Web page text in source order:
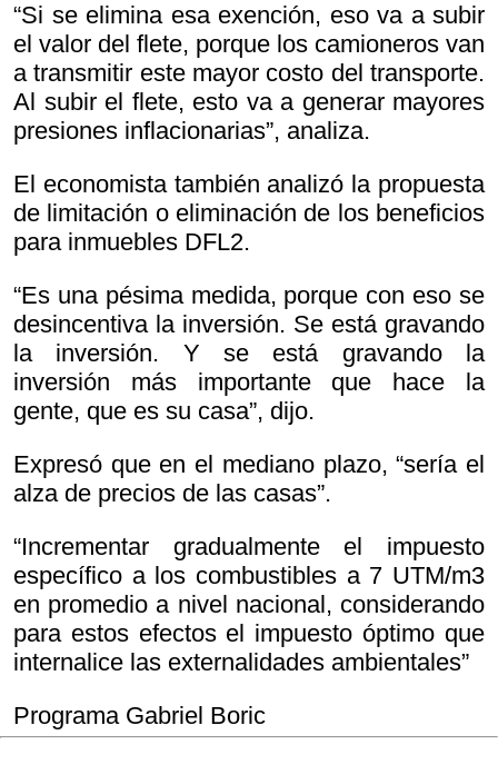
“Si se elimina esa exención, eso va a subir
el valor del flete, porque los camioneros van
a transmitir este mayor costo del transporte.
Al subir el flete, esto va a generar mayores
presiones inflacionarias”, analiza.
El economista también analizó la propuesta
de limitación o eliminación de los beneficios
para inmuebles DFL2.
“Es una pésima medida, porque con eso se
desincentiva la inversión. Se está gravando
la inversión. Y se está gravando la
inversión más importante que hace la
gente, que es su casa”, dijo.
Expresó que en el mediano plazo, “sería el
alza de precios de las casas”.
“Incrementar gradualmente el impuesto
específico a los combustibles a 7 UTM/m3
en promedio a nivel nacional, considerando
para estos efectos el impuesto óptimo que
internalice las externalidades ambientales”
Programa Gabriel Boric